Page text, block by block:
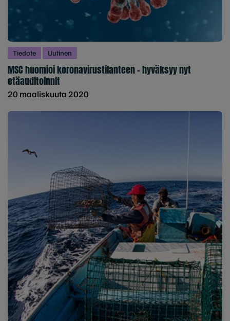
Tiedote Uutinen
MSC huomioi koronavirustilanteen - hyväksyy nyt
etäauditoinnit
20 maaliskuuta 2020